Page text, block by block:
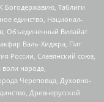
Богодержавию, Таблиги
единство, Национал-
Объединенный Вилайат
Валь-Хиджра, Пит
России, Славянский союз,
народа,
Череповца, Духовно-
Древнерусской